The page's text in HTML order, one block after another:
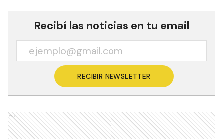
Recibí las noticias en tu email
RECIBIR NEWSLETTER
Ads